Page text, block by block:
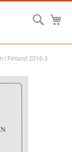
Hae
i Finland 2016:3